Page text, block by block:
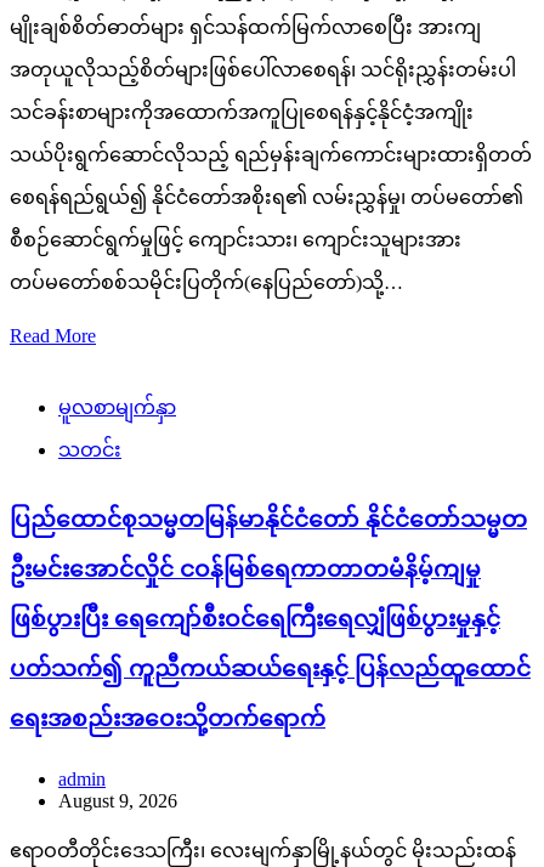
မျိုးချစ်စိတ်ဓာတ်များ ရှင်သန်ထက်မြက်လာစေပြီး အားကျ
အတုယူလိုသည့်စိတ်များဖြစ်ပေါ်လာစေရန်၊ သင်ရိုးညွှန်းတမ်းပါ
သင်ခန်းစာများကိုအထောက်အကူပြုစေရန်နှင့်နိုင်ငံ့အကျိုး
သယ်ပိုးရွက်ဆောင်လိုသည့် ရည်မှန်းချက်ကောင်းများထားရှိတတ်
စေရန်ရည်ရွယ်၍ နိုင်ငံတော်အစိုးရ၏ လမ်းညွှန်မှု၊ တပ်မတော်၏
စီစဉ်ဆောင်ရွက်မှုဖြင့် ကျောင်းသား၊ ကျောင်းသူများအား
တပ်မတော်စစ်သမိုင်းပြတိုက်(နေပြည်တော်)သို့…
Read More
မူလစာမျက်နှာ
သတင်း
ပြည်ထောင်စုသမ္မတမြန်မာနိုင်ငံတော် နိုင်ငံတော်သမ္မတ
ဦးမင်းအောင်လှိုင် ငဝန်မြစ်ရေကာတာတမံနိမ့်ကျမှု
ဖြစ်ပွားပြီး ရေကျော်စီးဝင်ရေကြီးရေလျှံဖြစ်ပွားမှုနှင့်
ပတ်သက်၍ ကူညီကယ်ဆယ်ရေးနှင့် ပြန်လည်ထူထောင်
ရေးအစည်းအဝေးသို့တက်ရောက်
admin
August 9, 2026
ဧရာဝတီတိုင်းဒေသကြီး၊ လေးမျက်နှာမြို့နယ်တွင် မိုးသည်းထန်